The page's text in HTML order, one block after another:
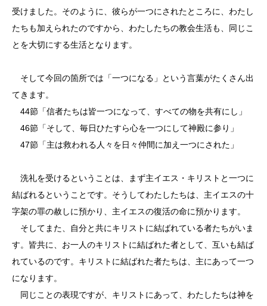
受けました。そのように、彼らが一つにされたところに、わたし
たちも加えられたのですから、わたしたちの教会生活も、同じこ
とを大切にする生活となります。
そして今回の箇所では「一つになる」という言葉がたくさん出
てきます。
44節「信者たちは皆一つになって、すべての物を共有にし」
46節「そして、毎日ひたすら心を一つにして神殿に参り」
47節「主は救われる人々を日々仲間に加え一つにされた」
洗礼を受けるということは、まず主イエス・キリストと一つに
結ばれるということです。そうしてわたしたちは、主イエスの十
字架の罪の赦しに預かり、主イエスの復活の命に預かります。
そしてまた、自分と共にキリストに結ばれている者たちがいま
す。皆共に、お一人のキリストに結ばれた者として、互いも結ば
れているのです。キリストに結ばれた者たちは、主にあって一つ
になります。
同じことの表現ですが、キリストにあって、わたしたちは神を